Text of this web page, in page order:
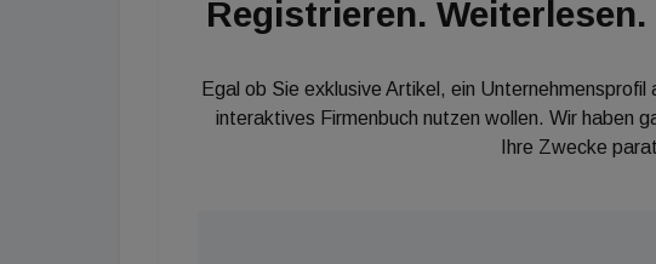
Registrieren.
Egal ob Sie exklusive Artikel, ein
interaktives Firmenbuch nutzen wollen. Wir haben
Ihre Zwecke